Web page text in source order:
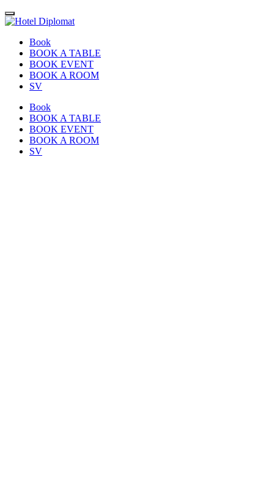
Book
BOOK A TABLE
BOOK EVENT
BOOK A ROOM
SV
Book
BOOK A TABLE
BOOK EVENT
BOOK A ROOM
SV